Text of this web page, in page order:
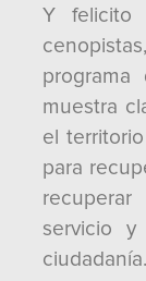
Y felicito
programa
muestra
el
para
servicio
ciudadanía.